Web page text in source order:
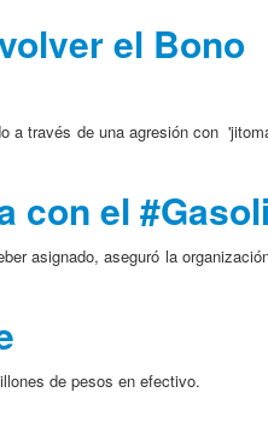
el Bono
a través de una agresión con
con el
asignado, aseguró la
de pesos en efectivo.